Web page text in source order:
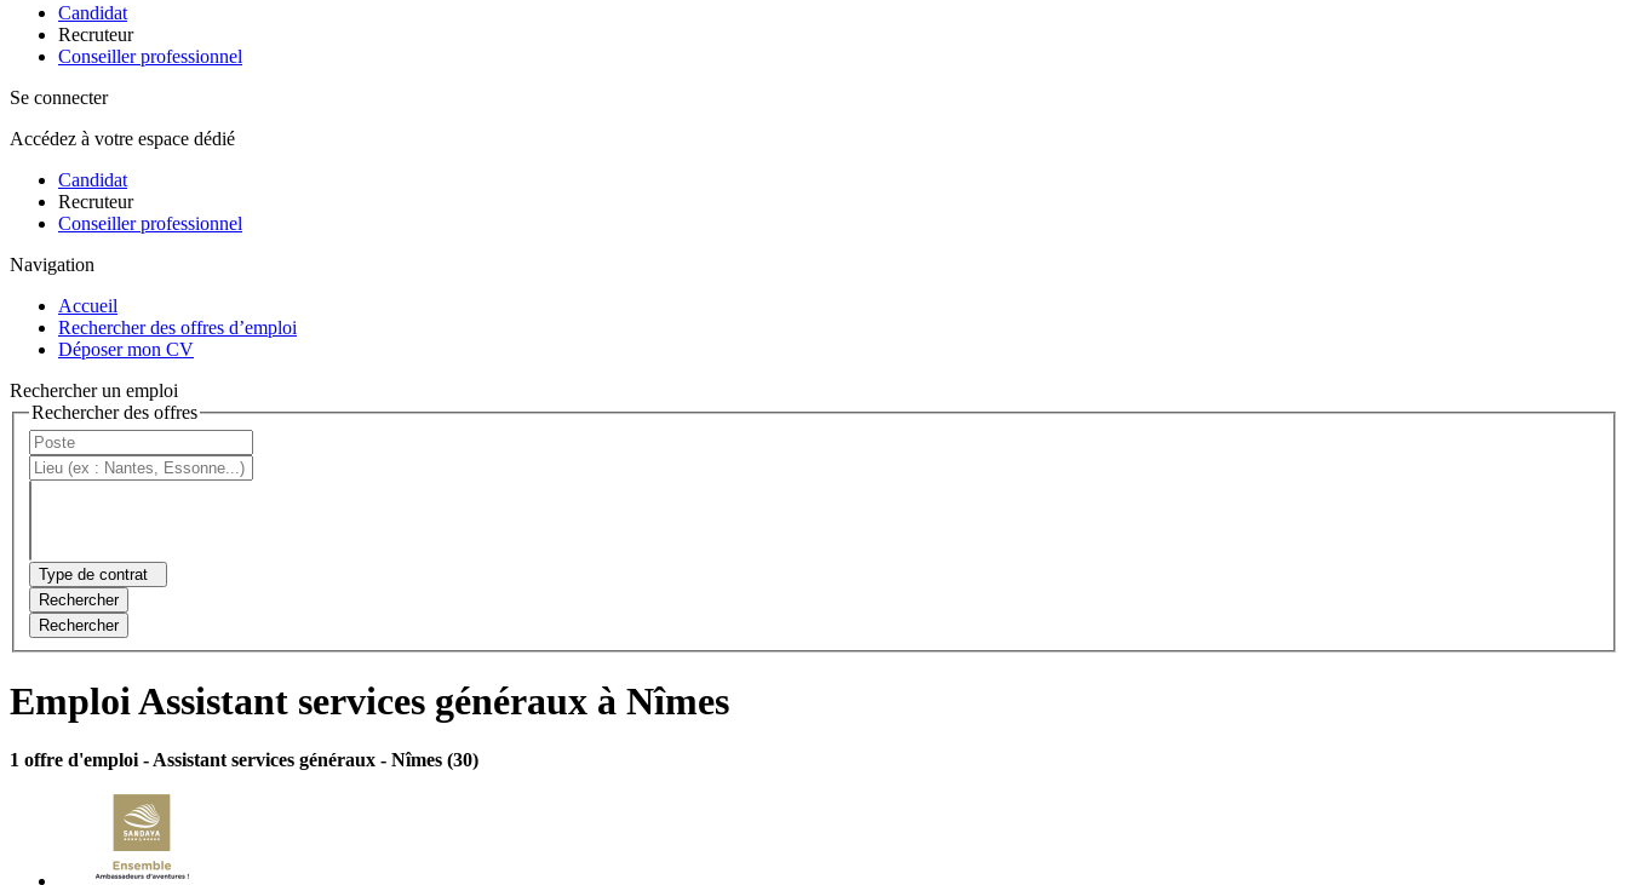
Candidat
Recruteur
Conseiller professionnel
Se connecter
Accédez à votre espace dédié
Candidat
Recruteur
Conseiller professionnel
Navigation
Accueil
Rechercher des offres d’emploi
Déposer mon CV
Rechercher un emploi
Rechercher des offres
Type de contrat
Rechercher
Rechercher
Emploi Assistant services généraux à Nîmes
1 offre d'emploi - Assistant services généraux - Nîmes (30)